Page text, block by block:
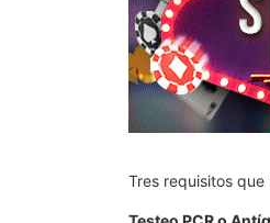
Tres requisitos